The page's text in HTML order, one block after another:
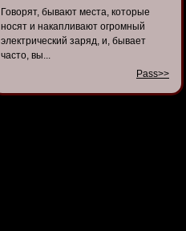
Говорят, бывают места, которые
носят и накапливают огромный
электрический заряд, и, бывает
часто, вы...
Pass>>